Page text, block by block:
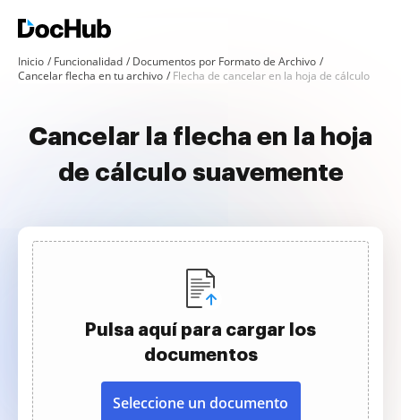
Inicio Funcionalidad
Documentos por Formato de Archivo
Cancelar flecha en tu archivo
Flecha de cancelar en la hoja de cálculo
Cancelar la flecha en la hoja
de cálculo suavemente
Pulsa aquí para cargar los
documentos
Seleccione un documento